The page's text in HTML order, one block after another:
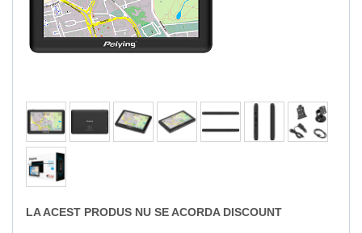
LA ACEST PRODUS NU SE ACORDA DISCOUNT